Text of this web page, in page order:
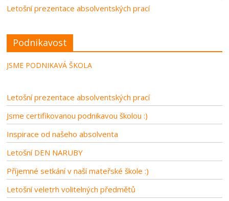
Letošní prezentace absolventských prací
Podnikavost
JSME PODNIKAVÁ ŠKOLA
Letošní prezentace absolventských prací
Jsme certifikovanou podnikavou školou :)
Inspirace od našeho absolventa
Letošní DEN NARUBY
Příjemné setkání v naší mateřské škole :)
Letošní veletrh volitelných předmětů